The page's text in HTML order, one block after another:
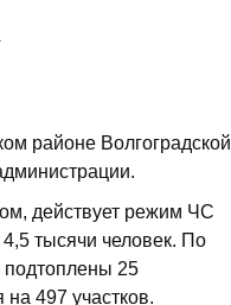
районе Волгоградской
действует режим ЧС
тысячи человек. По
подтоплены 25
497 участков.